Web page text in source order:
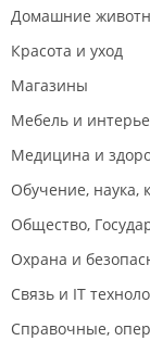
До новых
грузовике!
Домашние
Красота и уход
Магазины
Мебель и
Медицина и
Обучение, наука,
Общество,
Охрана и
Связь и IT
Справочные,